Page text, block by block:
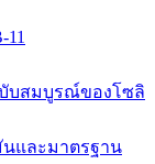
บสมบูรณ์ของโซลิ
นและมาตรฐาน